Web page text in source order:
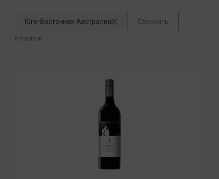
Юго-Восточная Австралия Сбросить
6 товаров